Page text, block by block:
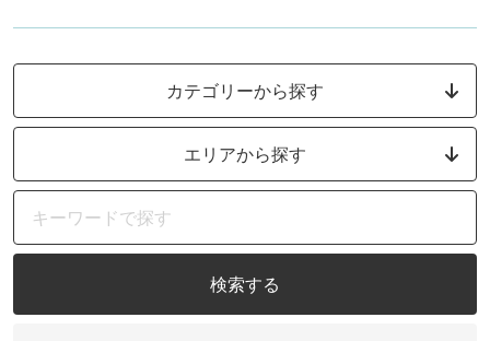
カテゴリーから探す
エリアから探す
検索する